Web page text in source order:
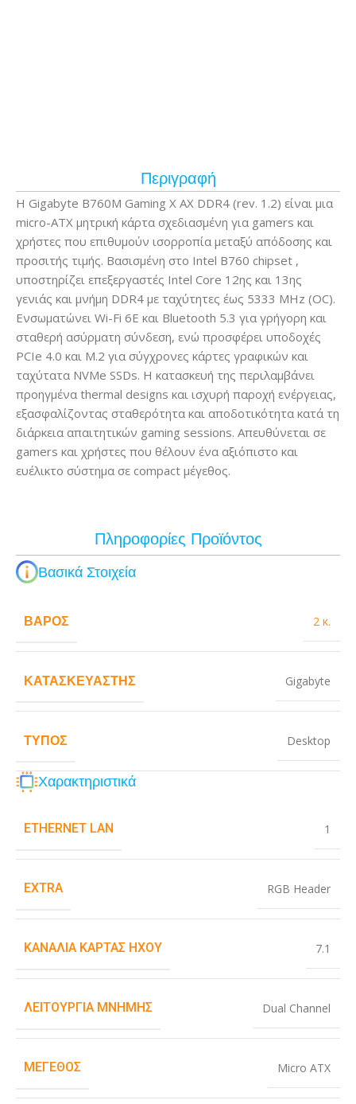
Περιγραφή
Η Gigabyte B760M Gaming X AX DDR4 (rev. 1.2) είναι μια
micro-ATX μητρική κάρτα σχεδιασμένη για gamers και
χρήστες που επιθυμούν ισορροπία μεταξύ απόδοσης και
προσιτής τιμής. Βασισμένη στο Intel B760 chipset ,
υποστηρίζει επεξεργαστές Intel Core 12ης και 13ης
γενιάς και μνήμη DDR4 με ταχύτητες έως 5333 MHz (OC).
Ενσωματώνει Wi-Fi 6E και Bluetooth 5.3 για γρήγορη και
σταθερή ασύρματη σύνδεση, ενώ προσφέρει υποδοχές
PCIe 4.0 και M.2 για σύγχρονες κάρτες γραφικών και
ταχύτατα NVMe SSDs. Η κατασκευή της περιλαμβάνει
προηγμένα thermal designs και ισχυρή παροχή ενέργειας,
εξασφαλίζοντας σταθερότητα και αποδοτικότητα κατά τη
διάρκεια απαιτητικών gaming sessions. Απευθύνεται σε
gamers και χρήστες που θέλουν ένα αξιόπιστο και
ευέλικτο σύστημα σε compact μέγεθος.
Πληροφορίες Προϊόντος
Βασικά Στοιχεία
ΒΆΡΟΣ 2 κ.
ΚΑΤΑΣΚΕΥΑΣΤΉΣ Gigabyte
ΤΎΠΟΣ Desktop
Χαρακτηριστικά
ETHERNET LAN 1
EXTRA RGB Header
ΚΑΝΆΛΙΑ ΚΆΡΤΑΣ ΉΧΟΥ 7.1
ΛΕΙΤΟΥΡΓΊΑ ΜΝΉΜΗΣ Dual Channel
ΜΈΓΕΘΟΣ Micro ATX